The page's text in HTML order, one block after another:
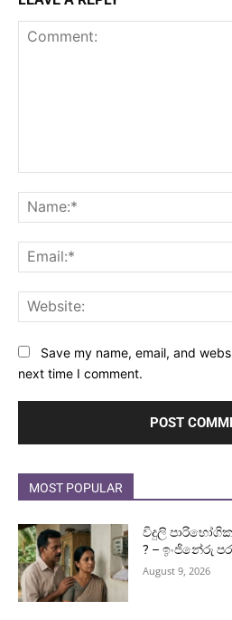
Save my name, email, and
next time I comment.
MOST POPULAR
විදුලි
? – ඉංජිනේරු
August 9, 2026